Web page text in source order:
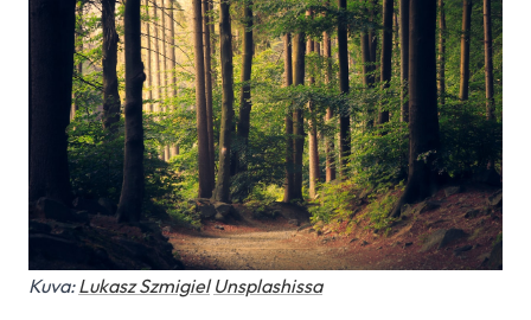
Kuva:Lukasz Szmigiel Unsplashissa